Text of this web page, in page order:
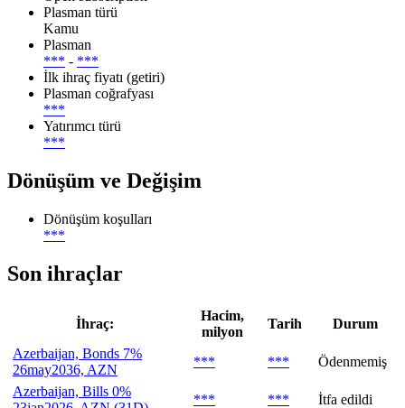
Plasman türü
Kamu
Plasman
*** - ***
İlk ihraç fiyatı (getiri)
Plasman coğrafyası
***
Yatırımcı türü
***
Dönüşüm ve Değişim
Dönüşüm koşulları
***
Son ihraçlar
İhraç:
Hacim,
milyon
Tarih
Durum
Azerbaijan, Bonds 7%
26may2036, AZN
*** ***
Ödenmemiş
Azerbaijan, Bills 0%
*** *** İtfa edildi